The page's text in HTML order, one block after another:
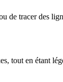
de tracer des
tout en étant